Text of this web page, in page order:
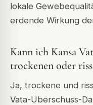
lokale
erdende Wirkung
Kann ich Kansa
trockenen oder
Ja, trockene und
Vata-Überschuss-